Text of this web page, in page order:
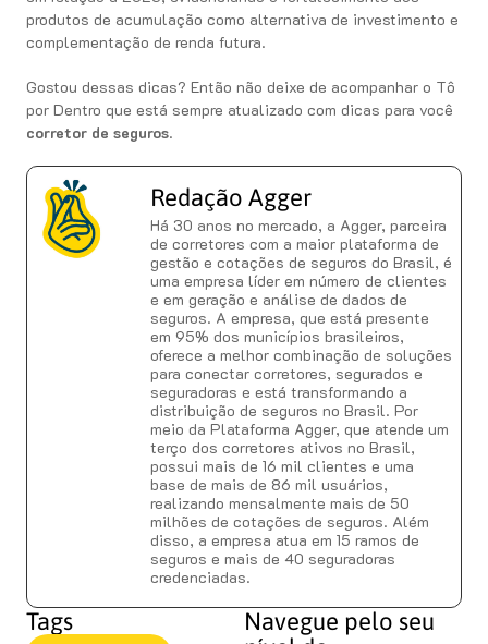
produtos de acumulação como alternativa de investimento e
complementação de renda futura.
Gostou dessas dicas? Então não deixe de acompanhar o Tô
por Dentro que está sempre atualizado com dicas para você
corretor de seguros.
Redação Agger
Há 30 anos no mercado, a Agger, parceira
de corretores com a maior plataforma de
gestão e cotações de seguros do Brasil, é
uma empresa líder em número de clientes
e em geração e análise de dados de
seguros. A empresa, que está presente
em 95% dos municípios brasileiros,
oferece a melhor combinação de soluções
para conectar corretores, segurados e
seguradoras e está transformando a
distribuição de seguros no Brasil. Por
meio da Plataforma Agger, que atende um
terço dos corretores ativos no Brasil,
possui mais de 16 mil clientes e uma
base de mais de 86 mil usuários,
realizando mensalmente mais de 50
milhões de cotações de seguros. Além
disso, a empresa atua em 15 ramos de
seguros e mais de 40 seguradoras
credenciadas.
Tags
Navegue pelo seu